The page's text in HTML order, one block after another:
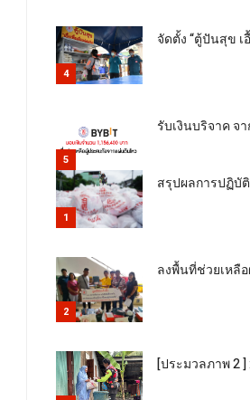
4
จัดตั้ง “ตู้ปันสุข
5
รับเงินบริจาค จ
1
สรุปผลการปฏิบั
2
ลงพื้นที่ช่วยเหลื
[ประมวลภาพ 2